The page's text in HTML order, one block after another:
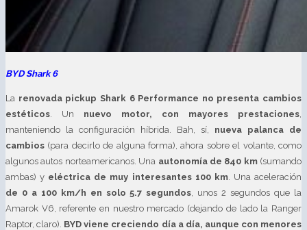
BYD Shark 6
La renovada pickup Shark 6 Performance no presenta cambios
estéticos . Un nuevo motor, con mayores prestaciones
manteniendo la configuración híbrida. Bah, sí, nueva palanca de
cambios (para decirlo de alguna forma), ahora sobre el volante, como
algunos autos norteamericanos. Una autonomía de 840 km(sumando
ambas) y eléctrica de muy interesantes 100 km. Una aceleración
de 0 a 100 km/h en solo 5.7 segundos , unos 2 segundos que la
Amarok V6, referente en nuestro mercado (dejando de lado la Ranger
Raptor, claro). BYD viene creciendo día a día, aunque con menores